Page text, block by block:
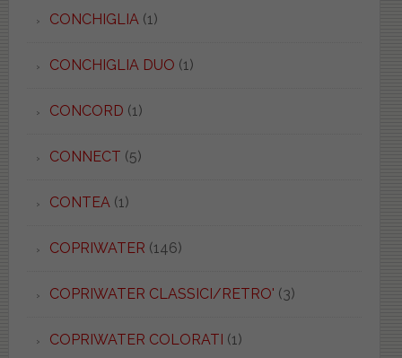
CONCHIGLIA(1)
CONCHIGLIA DUO (1)
CONCORD (1)
CONNECT (5)
CONTEA(1)
COPRIWATER (146)
COPRIWATER CLASSICI/RETRO' (3)
COPRIWATER COLORATI (1)